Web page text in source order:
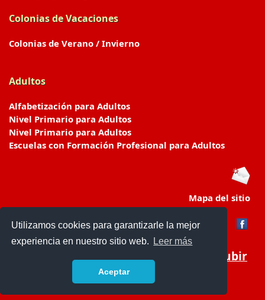
Utilizamos cookies para garantizarle la mejor
experiencia en nuestro sitio web.
Leer más
Aceptar
Colonias de Vacaciones
Colonias de Verano / Invierno
Adultos
Alfabetización para Adultos
Nivel Primario para Adultos
Nivel Primario para Adultos
Escuelas con Formación Profesional para Adultos
Mapa del sitio
Subir